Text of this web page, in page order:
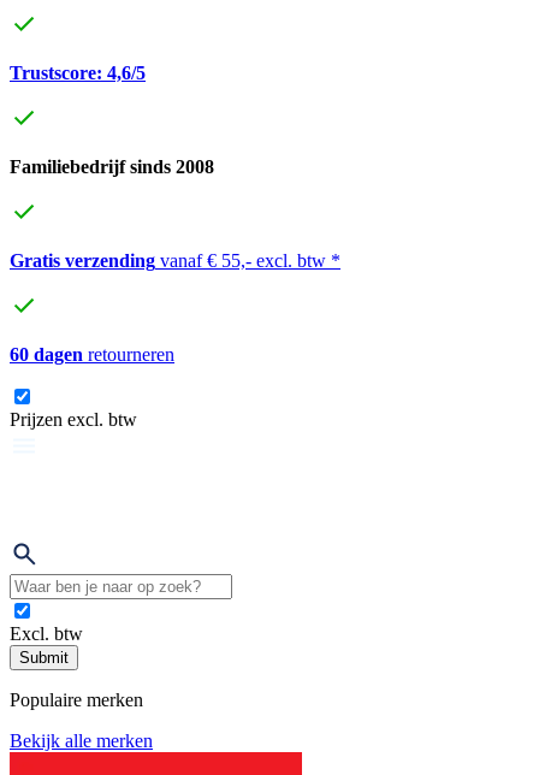
Trustscore: 4,6/5
Familiebedrijf sinds 2008
Gratis verzending vanaf € 55,- excl. btw *
60 dagen retourneren
Prijzen excl. btw
Excl. btw
Submit
Populaire merken
Bekijk alle merken